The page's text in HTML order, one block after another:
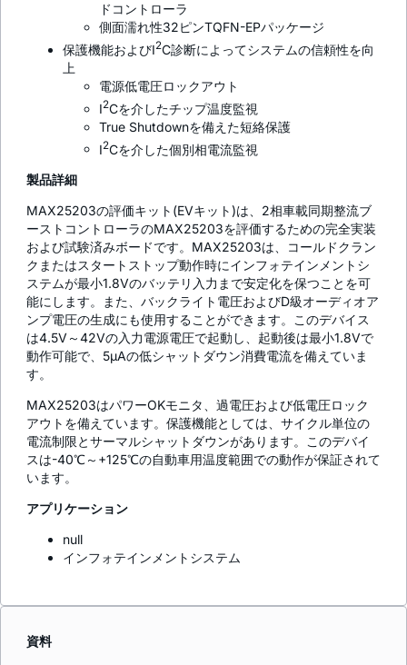
ドコントローラ
側面濡れ性32ピンTQFN-EPパッケージ
保護機能およびI2C診断によってシステムの信頼性を向
上
電源低電圧ロックアウト
I2Cを介したチップ温度監視
True Shutdownを備えた短絡保護
I2Cを介した個別相電流監視
製品詳細
MAX25203の評価キット(EVキット)は、2相車載同期整流ブ
ーストコントローラのMAX25203を評価するための完全実装
および試験済みボードです。MAX25203は、コールドクラン
クまたはスタートストップ動作時にインフォテインメントシ
ステムが最小1.8Vのバッテリ入力まで安定化を保つことを可
能にします。また、バックライト電圧およびD級オーディオア
ンプ電圧の生成にも使用することができます。このデバイス
は4.5V～42Vの入力電源電圧で起動し、起動後は最小1.8Vで
動作可能で、5µAの低シャットダウン消費電流を備えていま
す。
MAX25203はパワーOKモニタ、過電圧および低電圧ロック
アウトを備えています。保護機能としては、サイクル単位の
電流制限とサーマルシャットダウンがあります。このデバイ
スは-40℃～+125℃の自動車用温度範囲での動作が保証されて
います。
アプリケーション
null
インフォテインメントシステム
資料